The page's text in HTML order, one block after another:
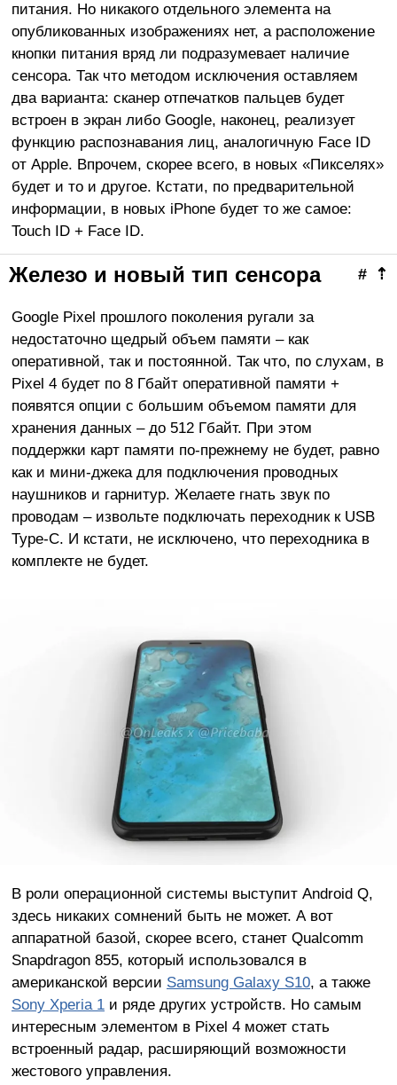
питания. Но никакого отдельного элемента на
опубликованных изображениях нет, а расположение
кнопки питания вряд ли подразумевает наличие
сенсора. Так что методом исключения оставляем
два варианта: сканер отпечатков пальцев будет
встроен в экран либо Google, наконец, реализует
функцию распознавания лиц, аналогичную Face ID
от Apple. Впрочем, скорее всего, в новых «Пикселях»
будет и то и другое. Кстати, по предварительной
информации, в новых iPhone будет то же самое:
Touch ID + Face ID.
⇡
#
Железо и новый тип сенсора
Google Pixel прошлого поколения ругали за
недостаточно щедрый объем памяти – как
оперативной, так и постоянной. Так что, по слухам, в
Pixel 4 будет по 8 Гбайт оперативной памяти +
появятся опции с большим объемом памяти для
хранения данных – до 512 Гбайт. При этом
поддержки карт памяти по-прежнему не будет, равно
как и мини-джека для подключения проводных
наушников и гарнитур. Желаете гнать звук по
проводам – извольте подключать переходник к USB
Type-C. И кстати, не исключено, что переходника в
комплекте не будет.
В роли операционной системы выступит Android Q,
здесь никаких сомнений быть не может. А вот
аппаратной базой, скорее всего, станет Qualcomm
Snapdragon 855, который использовался в
американской версии Samsung Galaxy S10, а также
Sony Xperia 1и ряде других устройств. Но самым
интересным элементом в Pixel 4 может стать
встроенный радар, расширяющий возможности
жестового управления.